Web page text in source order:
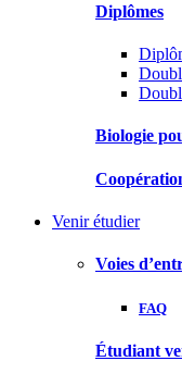
Diplômes
Biologie
Venir étudier
Voies
FAQ
Étudiant